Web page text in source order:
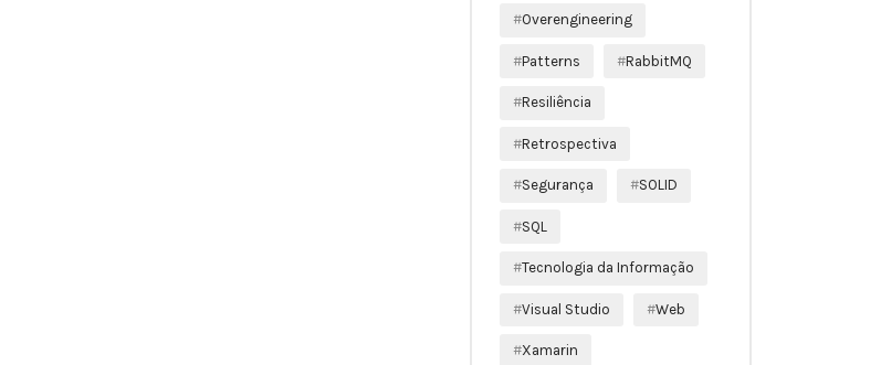
Overengineering
Patterns RabbitMQ
Resiliência
Retrospectiva
Segurança SOLID
SQL
Tecnologia da Informação
Visual Studio Web
Xamarin